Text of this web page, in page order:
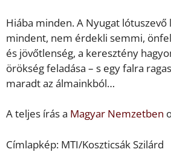
Hiába minden. A Nyugat
mindent, nem érdekli semmi,
és jövőtlenség, a keresztény
örökség feladása – s egy falra
maradt az álmainkból…
A teljes írás a Magyar Nemzetben
Címlapkép: MTI/Koszticsák Szilárd